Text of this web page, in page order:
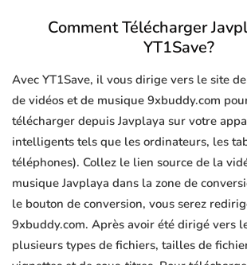
Comment Télécharger
YT1Save?
Avec YT1Save, il vous dirige vers le site
de vidéos et de musique 9xbuddy.com
télécharger depuis Javplaya sur votre
intelligents tels que les ordinateurs, les
téléphones). Collez le lien source de la
musique Javplaya dans la zone de
le bouton de conversion, vous serez
9xbuddy.com. Après avoir été dirigé vers
plusieurs types de fichiers, tailles de